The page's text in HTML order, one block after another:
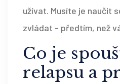
užívat. Musíte je naučit
zvládat - předtím, než
Co je
relapsu a